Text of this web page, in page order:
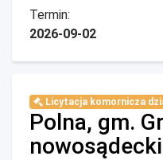
Termin:
2026-09-02
Licytacja komornicza
Polna, gm.
nowosądecki